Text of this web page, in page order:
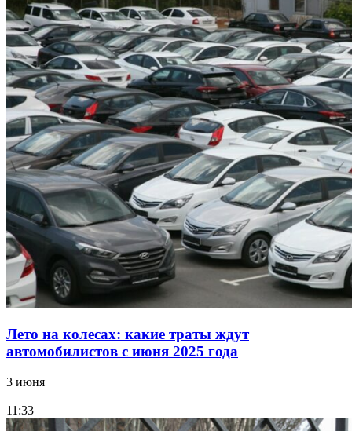
Лето на колесах: какие траты ждут
автомобилистов с июня 2025 года
3 июня
11:33